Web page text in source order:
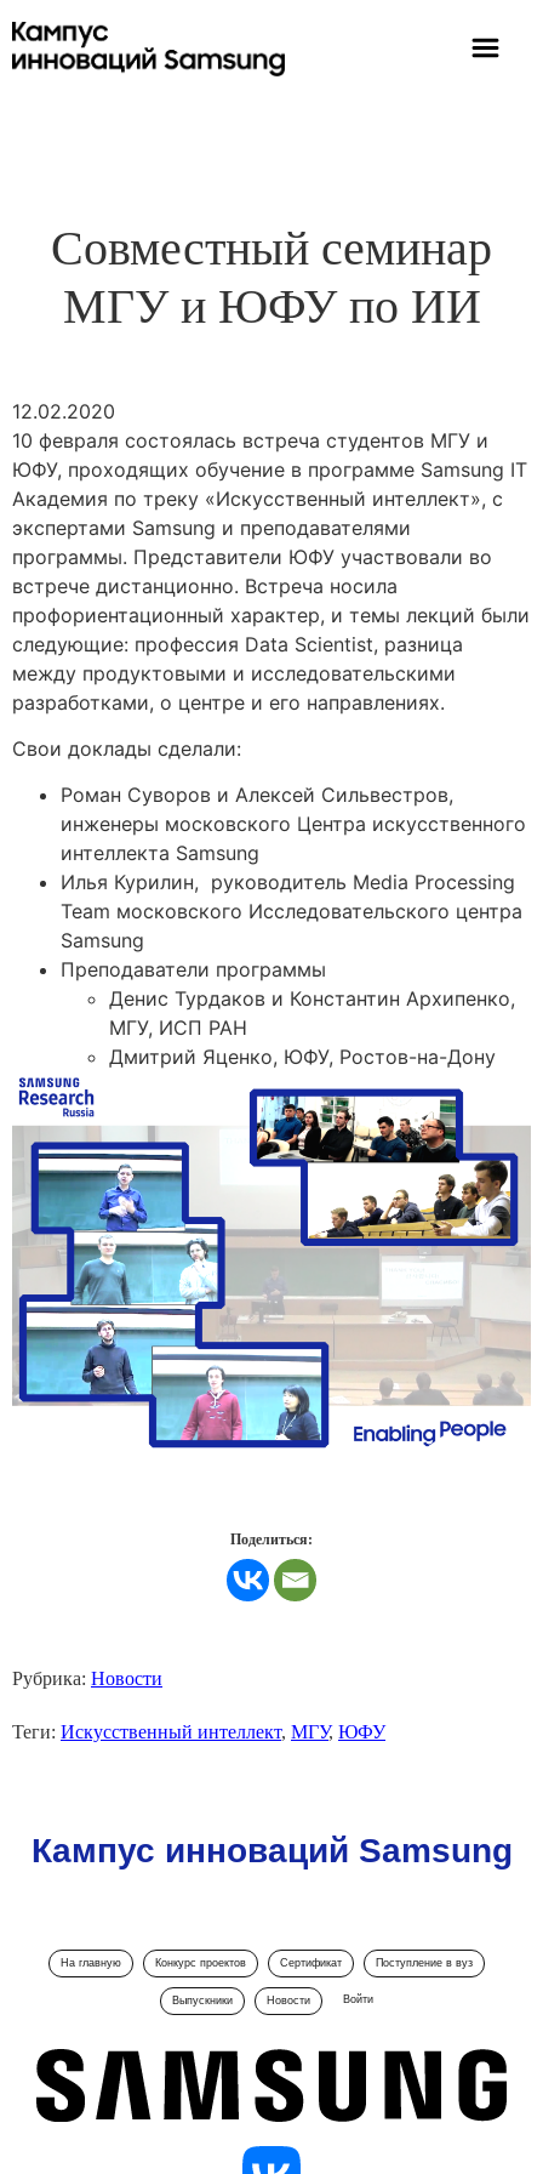
Совместный семинар
МГУ и ЮФУ по ИИ
12.02.2020
10 февраля состоялась встреча студентов МГУ и
ЮФУ, проходящих обучение в программе Samsung IT
Академия по треку «Искусственный интеллект», с
экспертами Samsung и преподавателями
программы. Представители ЮФУ участвовали во
встрече дистанционно. Встреча носила
профориентационный характер, и темы лекций были
следующие: профессия Data Scientist, разница
между продуктовыми и исследовательскими
разработками, о центре и его направлениях.
Свои доклады сделали:
Роман Суворов и Алексей Сильвестров,
инженеры московского Центра искусственного
интеллекта Samsung
Илья Курилин, руководитель Media Processing
Team московского Исследовательского центра
Samsung
Преподаватели программы
Денис Турдаков и Константин Архипенко,
МГУ, ИСП РАН
Дмитрий Яценко, ЮФУ, Ростов-на-Дону
Поделиться:
Рубрика: Новости
Теги: Искусственный интеллект, МГУ, ЮФУ
Кампус инноваций Samsung
На главную Конкурс проектов Сертификат Поступление в вуз
Выпускники Новости Войти